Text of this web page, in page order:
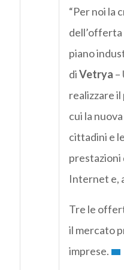
“Per noi la
piano
diVetrya –
realizzare
cui la
cittadini e
prestazioni
Internet e,
Tre le
il mercato
imprese.